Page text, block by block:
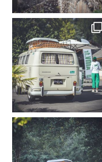
219 3
becombi
Sep 10
220
4
becombi